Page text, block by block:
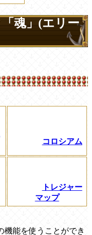
魂」(エリー
コロシアム
トレジャー
マップ
機能を使うことができ